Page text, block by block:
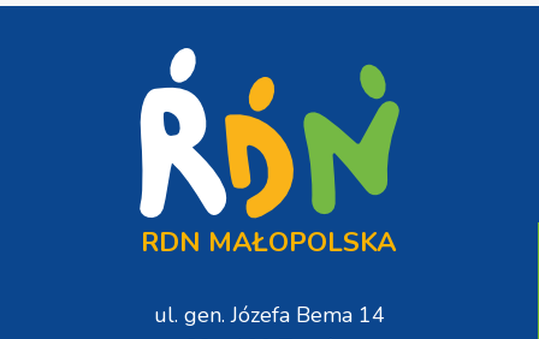
RDN MAŁOPOLSKA
ul. gen. Józefa Bema 14